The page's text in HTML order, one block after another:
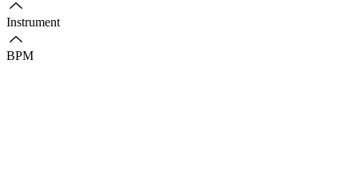
Instrument
BPM